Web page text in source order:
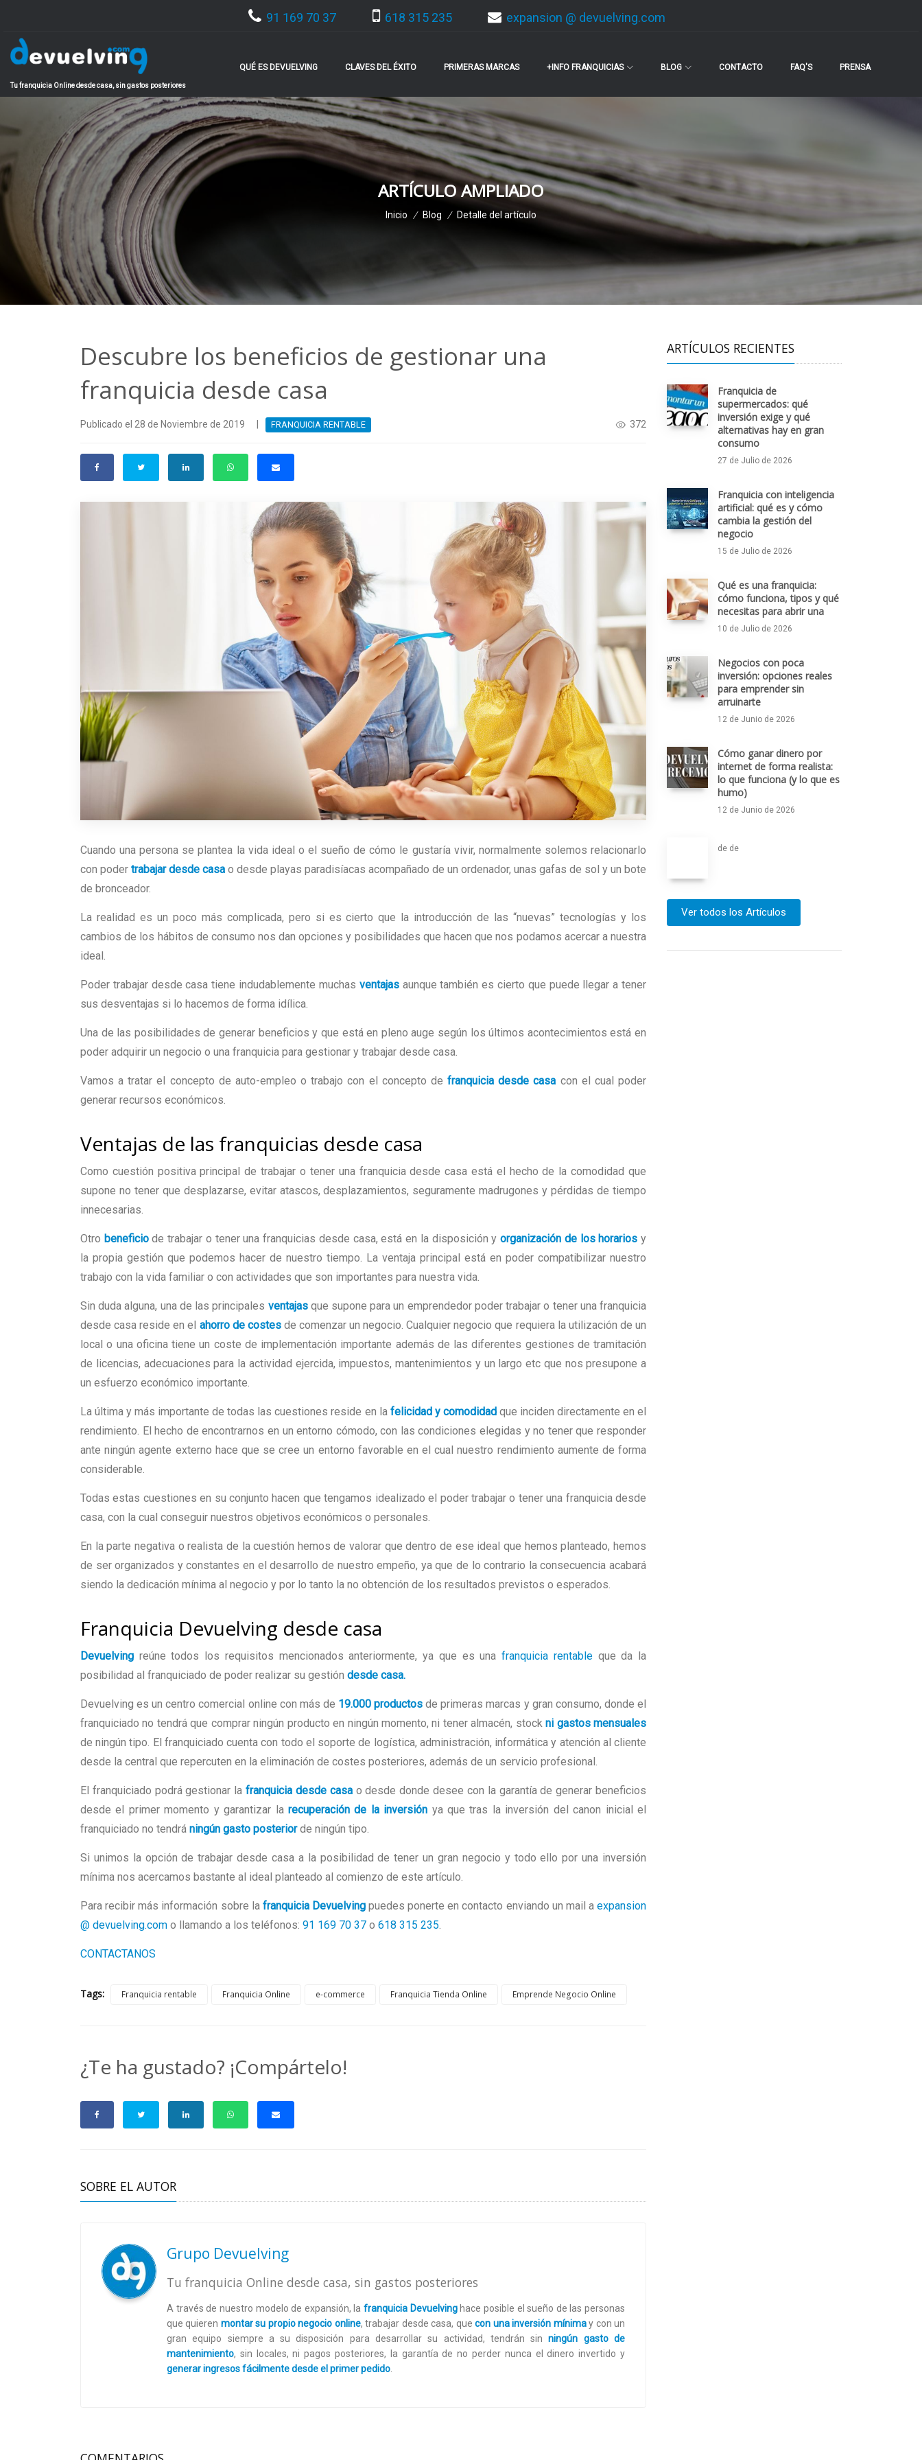
91 169 70 37 618 315 235 expansion @ devuelving.com
Tu franquicia Online desde casa, sin gastos posteriores
QUÉ ES DEVUELVING CLAVES DEL ÉXITO PRIMERAS MARCAS +INFO FRANQUICIAS BLOG CONTACTO FAQ'S PRENSA
ARTÍCULO AMPLIADO
Inicio / Blog / Detalle del artículo
Descubre los beneficios de gestionar una
franquicia desde casa
Publicado el 28 de Noviembre de 2019 FRANQUICIA RENTABLE 372
Cuando una persona se plantea la vida ideal o el sueño de cómo le gustaría vivir, normalmente solemos relacionarlo
con poder trabajar desde casa o desde playas paradisíacas acompañado de un ordenador, unas gafas de sol y un bote
de bronceador.
La realidad es un poco más complicada, pero si es cierto que la introducción de las “nuevas” tecnologías y los
cambios de los hábitos de consumo nos dan opciones y posibilidades que hacen que nos podamos acercar a nuestra
ideal.
Poder trabajar desde casa tiene indudablemente muchas ventajasaunque también es cierto que puede llegar a tener
sus desventajas si lo hacemos de forma idílica.
Una de las posibilidades de generar beneficios y que está en pleno auge según los últimos acontecimientos está en
poder adquirir un negocio o una franquicia para gestionar y trabajar desde casa.
Vamos a tratar el concepto de auto-empleo o trabajo con el concepto defranquicia desde casa con el cual poder
generar recursos económicos.
Ventajas de las franquicias desde casa
Como cuestión positiva principal de trabajar o tener una franquicia desde casa está el hecho de la comodidad que
supone no tener que desplazarse, evitar atascos, desplazamientos, seguramente madrugones y pérdidas de tiempo
innecesarias.
Otro beneficiode trabajar o tener una franquicias desde casa, está en la disposición yorganización de los horarios y
la propia gestión que podemos hacer de nuestro tiempo. La ventaja principal está en poder compatibilizar nuestro
trabajo con la vida familiar o con actividades que son importantes para nuestra vida.
Sin duda alguna, una de las principales ventajasque supone para un emprendedor poder trabajar o tener una franquicia
desde casa reside en el ahorro de costesde comenzar un negocio. Cualquier negocio que requiera la utilización de un
local o una oficina tiene un coste de implementación importante además de las diferentes gestiones de tramitación
de licencias, adecuaciones para la actividad ejercida, impuestos, mantenimientos y un largo etc que nos presupone a
un esfuerzo económico importante.
La última y más importante de todas las cuestiones reside en la felicidad y comodidadque inciden directamente en el
rendimiento. El hecho de encontrarnos en un entorno cómodo, con las condiciones elegidas y no tener que responder
ante ningún agente externo hace que se cree un entorno favorable en el cual nuestro rendimiento aumente de forma
considerable.
Todas estas cuestiones en su conjunto hacen que tengamos idealizado el poder trabajar o tener una franquicia desde
casa, con la cual conseguir nuestros objetivos económicos o personales.
En la parte negativa o realista de la cuestión hemos de valorar que dentro de ese ideal que hemos planteado, hemos
de ser organizados y constantes en el desarrollo de nuestro empeño, ya que de lo contrario la consecuencia acabará
siendo la dedicación mínima al negocio y por lo tanto la no obtención de los resultados previstos o esperados.
Franquicia Devuelving desde casa
Devuelving reúne todos los requisitos mencionados anteriormente, ya que es unafranquicia rentableque da la
posibilidad al franquiciado de poder realizar su gestión desde casa.
Devuelving es un centro comercial online con más de 19.000 productos de primeras marcas y gran consumo, donde el
franquiciado no tendrá que comprar ningún producto en ningún momento, ni tener almacén, stockni gastos mensuales
de ningún tipo. El franquiciado cuenta con todo el soporte de logística, administración, informática y atención al cliente
desde la central que repercuten en la eliminación de costes posteriores, además de un servicio profesional.
El franquiciado podrá gestionar lafranquicia desde casao desde donde desee con la garantía de generar beneficios
desde el primer momento y garantizar la recuperación de la inversión ya que tras la inversión del canon inicial el
franquiciado no tendrá ningún gasto posteriorde ningún tipo.
Si unimos la opción de trabajar desde casa a la posibilidad de tener un gran negocio y todo ello por una inversión
mínima nos acercamos bastante al ideal planteado al comienzo de este artículo.
Para recibir más información sobre la franquicia Devuelvingpuedes ponerte en contacto enviando un mail a expansion
@ devuelving.com o llamando a los teléfonos: 91 169 70 37 o 618 315 235.
CONTACTANOS
Tags: Franquicia rentable Franquicia Online e-commerce Franquicia Tienda Online Emprende Negocio Online
¿Te ha gustado? ¡Compártelo!
SOBRE EL AUTOR
Grupo Devuelving
Tu franquicia Online desde casa, sin gastos posteriores
A través de nuestro modelo de expansión, la franquicia Devuelvinghace posible el sueño de las personas
que quieren montar su propio negocio online, trabajar desde casa, quecon una inversión mínimay con un
gran equipo siempre a su disposición para desarrollar su actividad, tendrán sinningún gasto de
mantenimiento, sin locales, ni pagos posteriores, la garantía de no perder nunca el dinero invertido y
generar ingresos fácilmente desde el primer pedido
ARTÍCULOS RECIENTES
Franquicia de
supermercados: qué
inversión exige y qué
alternativas hay en gran
consumo
27 de Julio de 2026
Franquicia con inteligencia
artificial: qué es y cómo
cambia la gestión del
negocio
15 de Julio de 2026
Qué es una franquicia:
cómo funciona, tipos y qué
necesitas para abrir una
10 de Julio de 2026
Negocios con poca
inversión: opciones reales
para emprender sin
arruinarte
12 de Junio de 2026
Cómo ganar dinero por
internet de forma realista:
lo que funciona (y lo que es
humo)
12 de Junio de 2026
de de
Ver todos los Artículos